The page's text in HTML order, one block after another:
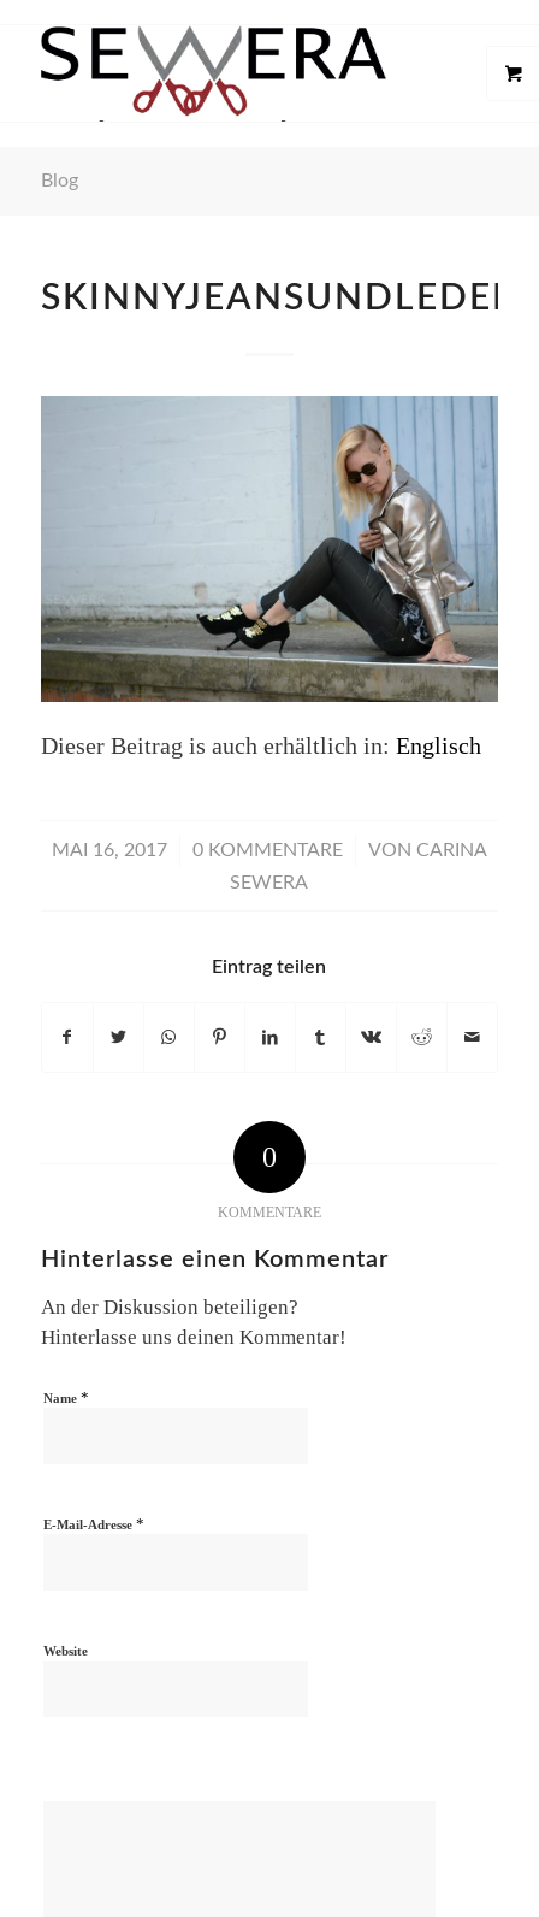
Blog
Dieser Beitrag is auch erhältlich in: Englisch
MAI 16, 2017
/ 0 KOMMENTARE
/ VON CARINA
SEWERA
Eintrag teilen
0
KOMMENTARE
Hinterlasse einen Kommentar
An der Diskussion beteiligen?
Hinterlasse uns deinen Kommentar!
Name *
E-Mail-Adresse *
Website